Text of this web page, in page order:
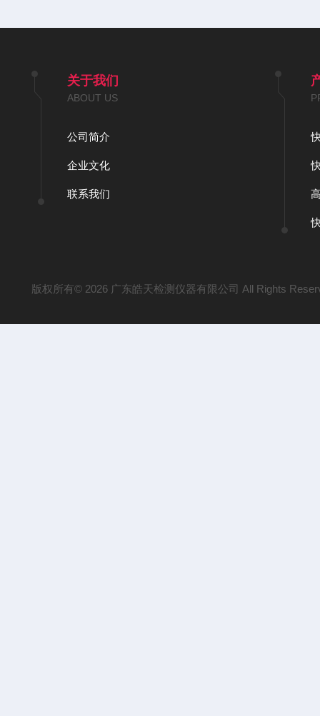
关于我们
ABOUT US
公司简介
企业文化
联系我们
版权所有© 2026 广东皓天检测仪器有限公司 All Rights